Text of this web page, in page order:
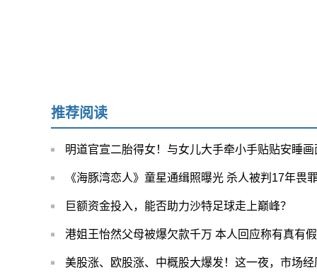
推荐阅读
明道官宣二胎得女！与女儿大手牵小手贴贴安睡画
《海豚湾恋人》童星通缉照曝光 杀人被判17年畏
巨额资金投入，能否助力沙特足球走上巅峰？
港姐王怡然父母被爆欠款千万 本人回应称有真有假
美股涨、欧股涨、中概股大爆发！这一夜，市场经